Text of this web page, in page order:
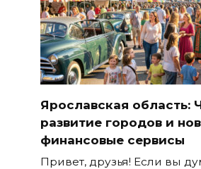
Ярославская область:
развитие городов и
финансовые сервисы
Привет, друзья! Если вы